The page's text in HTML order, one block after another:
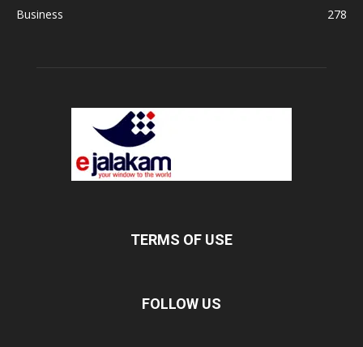
Business
278
TERMS OF USE
FOLLOW US